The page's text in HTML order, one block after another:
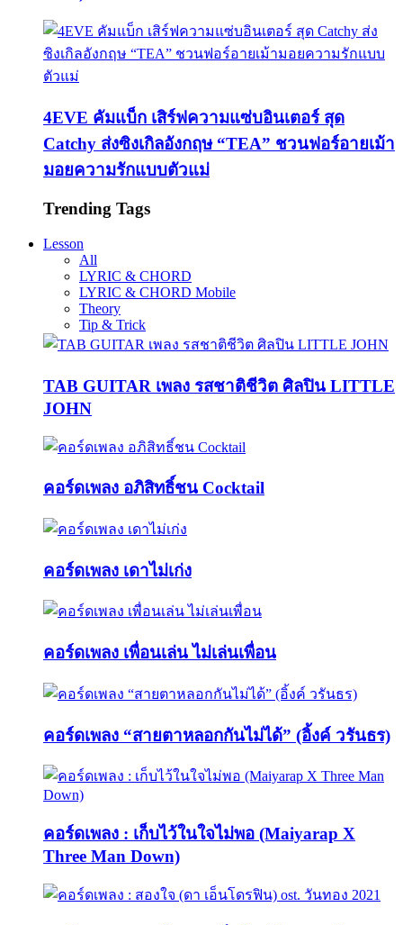
4EVE คัมแบ็ก เสิร์ฟความแซ่บอินเตอร์ สุด
Catchy ส่งซิงเกิลอังกฤษ “TEA” ชวนฟอร์อายเม้า
มอยความรักแบบตัวแม่
Trending Tags
Lesson
All
LYRIC & CHORD
LYRIC & CHORD Mobile
Theory
Tip & Trick
TAB GUITAR เพลง รสชาติชีวิต ศิลปิน LITTLE
JOHN
คอร์ดเพลง อภิสิทธิ์ชน Cocktail
คอร์ดเพลง เดาไม่เก่ง
คอร์ดเพลง เพื่อนเล่น ไม่เล่นเพื่อน
คอร์ดเพลง “สายตาหลอกกันไม่ได้” (อิ้งค์ วรันธร)
คอร์ดเพลง : เก็บไว้ในใจไม่พอ (Maiyarap X
Three Man Down)